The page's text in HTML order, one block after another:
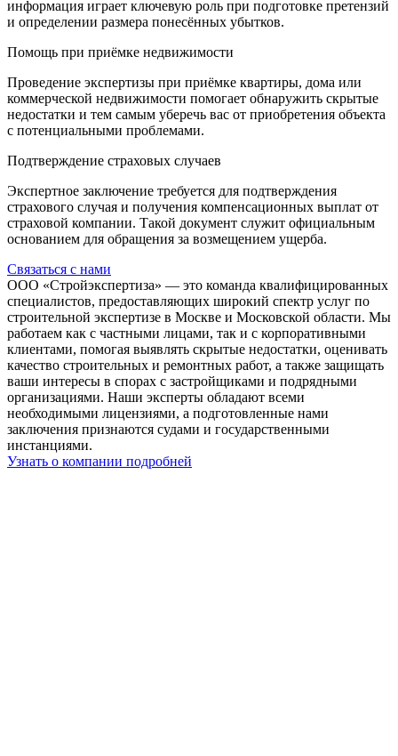
информация играет ключевую роль при подготовке претензий
и определении размера понесённых убытков.
Помощь при приёмке недвижимости
Проведение экспертизы при приёмке квартиры, дома или
коммерческой недвижимости помогает обнаружить скрытые
недостатки и тем самым уберечь вас от приобретения объекта
с потенциальными проблемами.
Подтверждение страховых случаев
Экспертное заключение требуется для подтверждения
страхового случая и получения компенсационных выплат от
страховой компании. Такой документ служит официальным
основанием для обращения за возмещением ущерба.
Связаться с нами
ООО «Стройэкспертиза» — это команда квалифицированных
специалистов, предоставляющих широкий спектр услуг по
строительной экспертизе в Москве и Московской области. Мы
работаем как с частными лицами, так и с корпоративными
клиентами, помогая выявлять скрытые недостатки, оценивать
качество строительных и ремонтных работ, а также защищать
ваши интересы в спорах с застройщиками и подрядными
организациями. Наши эксперты обладают всеми
необходимыми лицензиями, а подготовленные нами
заключения признаются судами и государственными
инстанциями.
Узнать о компании подробней